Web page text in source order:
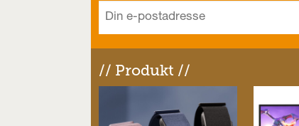
// Produkt //